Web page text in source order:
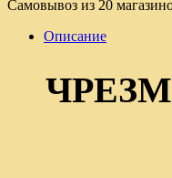
Самовывоз из 20
Описание